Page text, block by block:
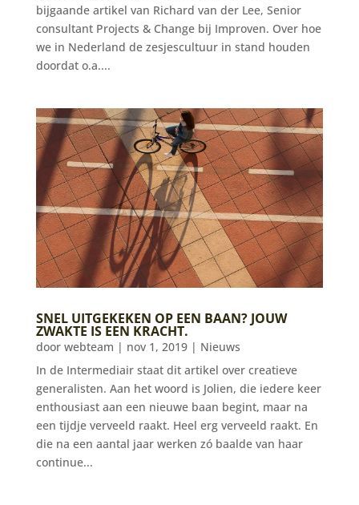
bijgaande artikel van Richard van der Lee, Senior
consultant Projects & Change bij Improven. Over hoe
we in Nederland de zesjescultuur in stand houden
doordat o.a....
SNEL UITGEKEKEN OP EEN BAAN? JOUW
ZWAKTE IS EEN KRACHT.
door webteam | nov 1, 2019| Nieuws
In de Intermediair staat dit artikel over creatieve
generalisten. Aan het woord is Jolien, die iedere keer
enthousiast aan een nieuwe baan begint, maar na
een tijdje verveeld raakt. Heel erg verveeld raakt. En
die na een aantal jaar werken zó baalde van haar
continue...